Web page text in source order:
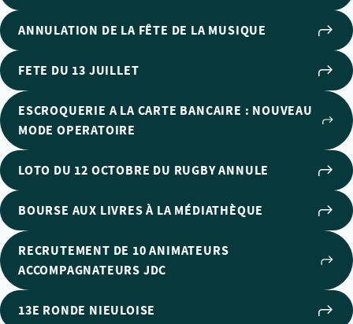
ANNULATION DE LA FÊTE DE LA MUSIQUE
FETE DU 13 JUILLET
ESCROQUERIE A LA CARTE BANCAIRE : NOUVEAU
MODE OPERATOIRE
LOTO DU 12 OCTOBRE DU RUGBY ANNULE
BOURSE AUX LIVRES À LA MÉDIATHÈQUE
RECRUTEMENT DE 10 ANIMATEURS
ACCOMPAGNATEURS JDC
13E RONDE NIEULOISE